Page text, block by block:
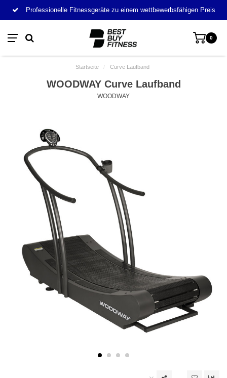
Professionelle Fitnessgeräte zu einem wettbewerbsfähigen Preis
0
Startseite / Curve Laufband
WOODWAY Curve Laufband
WOODWAY